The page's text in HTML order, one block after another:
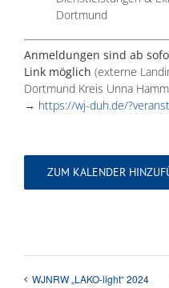
Dortmund
Anmeldungen sind ab
Link möglich (externe
Dortmund Kreis Unna
→ https://wj-duh.de/
ZUM KALENDER
WJNRW „LAKO-light“ 2024